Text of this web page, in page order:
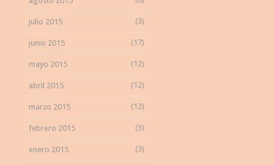
julio 2015 (3)
junio 2015 (17)
mayo 2015 (12)
abril 2015 (12)
marzo 2015 (12)
febrero 2015 (3)
enero 2015 (3)